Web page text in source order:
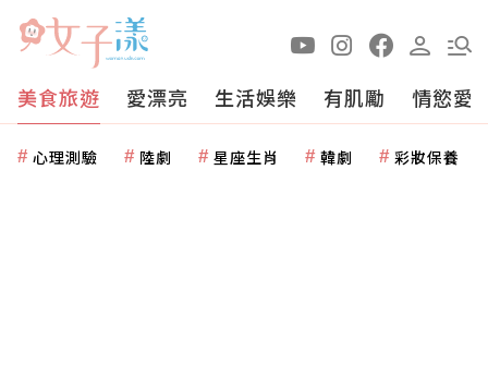
美食旅遊 愛漂亮 生活娛樂 有肌勵 情慾愛
心理測驗 陸劇 星座生肖 韓劇 彩妝保養